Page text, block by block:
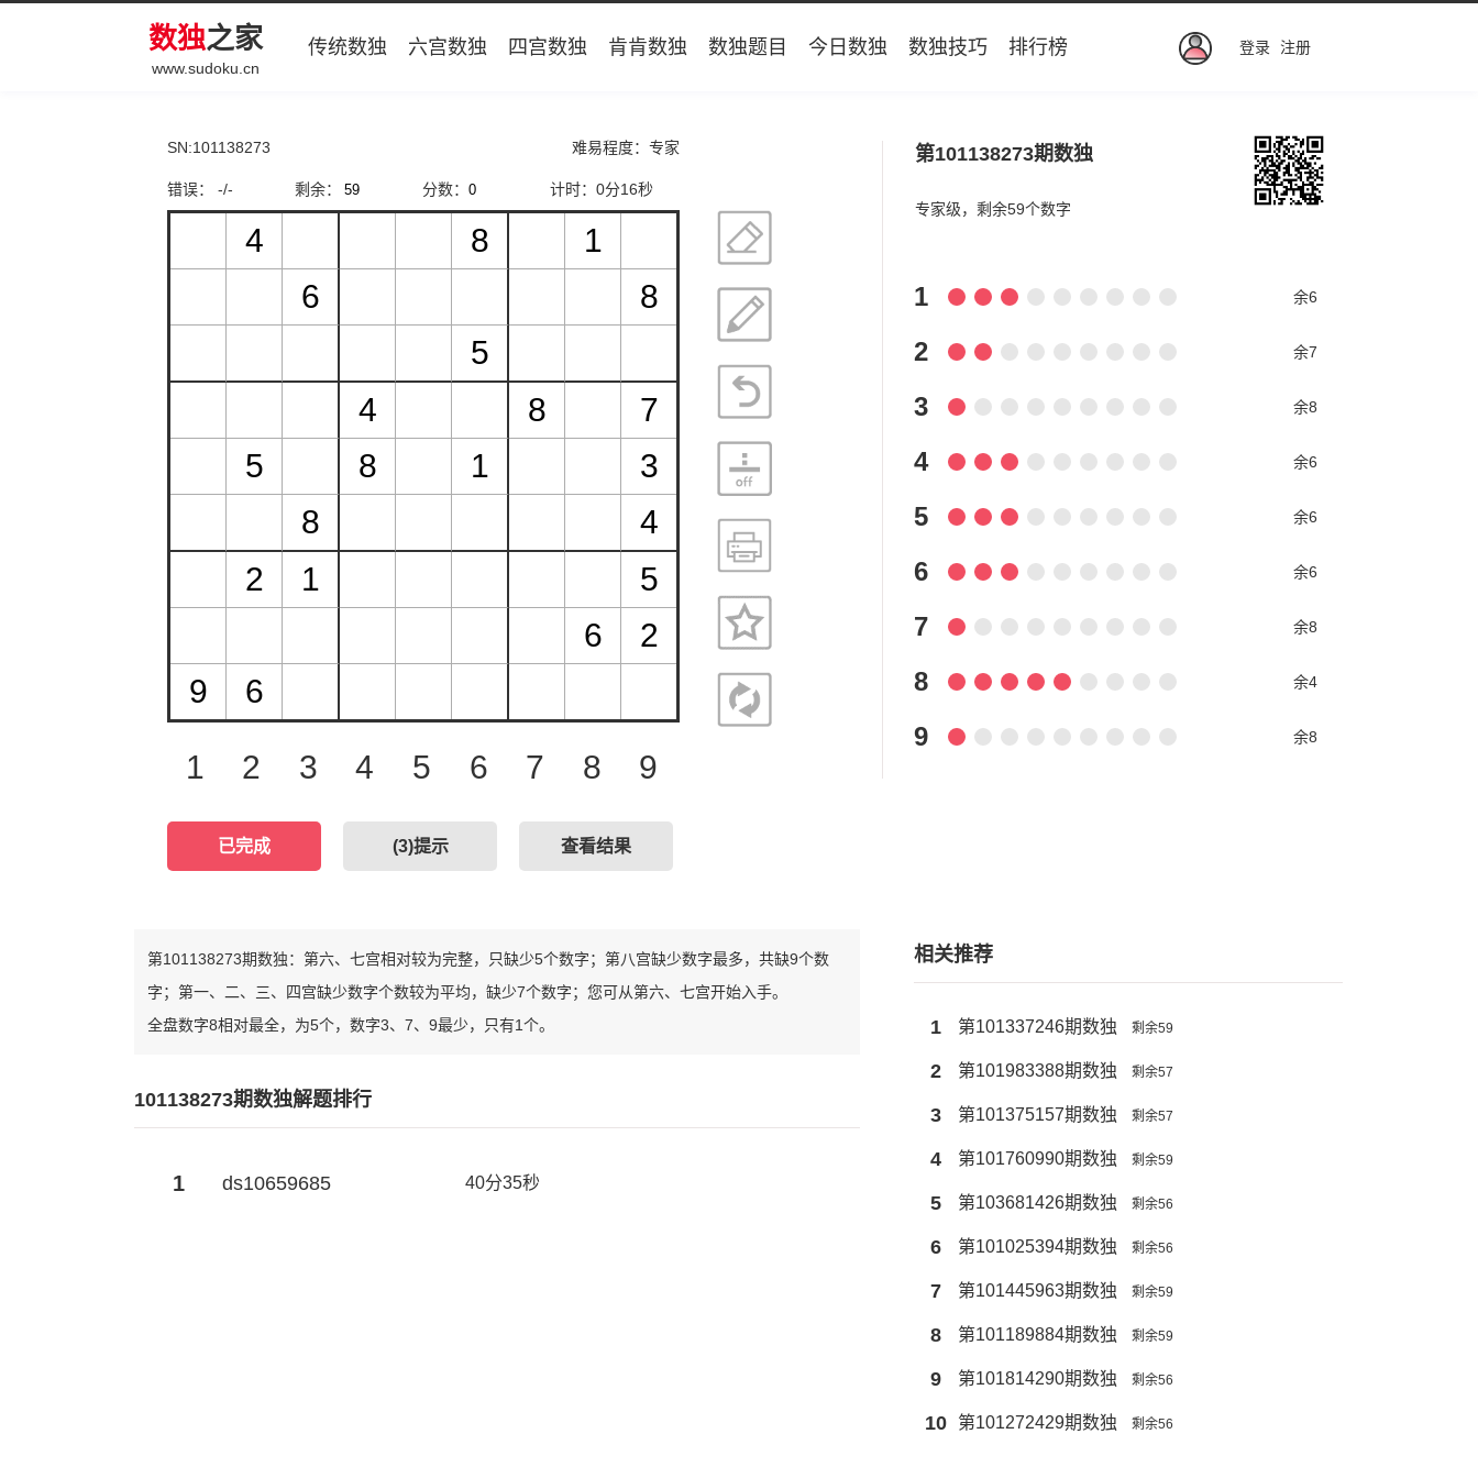
数独之家
www.sudoku.cn
传统数独 六宫数独 四宫数独 肯肯数独 数独题目 今日数独 数独技巧 排行榜 登录 注册
SN:101138273 难易程度：专家
错误： -/- 剩余： 分数： 计时： 0分17秒
1 2 3 4 5 6 7 8 9
已完成 (3)提示 查看结果
第101138273期数独
专家级，剩余59个数字
1 余6
2 余7
3 余8
4 余6
5 余6
6 余6
7 余8
8 余4
9 余8
第101138273期数独：第六、七宫相对较为完整，只缺少5个数字；第八宫缺少数字最多，共缺9个数
字；第一、二、三、四宫缺少数字个数较为平均，缺少7个数字；您可从第六、七宫开始入手。
全盘数字8相对最全，为5个，数字3、7、9最少，只有1个。
101138273期数独解题排行
1 ds10659685 40分35秒
相关推荐
1 第101337246期数独 剩余59
2 第101983388期数独 剩余57
3 第101375157期数独 剩余57
4 第101760990期数独 剩余59
5 第103681426期数独 剩余56
6 第101025394期数独 剩余56
7 第101445963期数独 剩余59
8 第101189884期数独 剩余59
9 第101814290期数独 剩余56
10 第101272429期数独 剩余56